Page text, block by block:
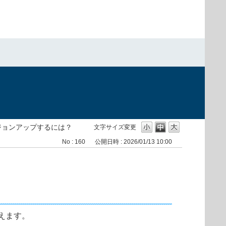
文字サイズ変更
ンアップするには？
No : 160 公開日時 : 2026/01/13 10:00
す。